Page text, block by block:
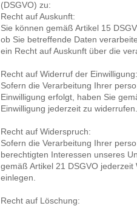
(DSGVO) zu:
Recht auf Auskunft:
Sie können gemäß Artikel 15
ob Sie betreffende Daten
ein Recht auf Auskunft über die
Recht auf Widerruf der Einwilligung:
Sofern die Verarbeitung Ihrer
Einwilligung erfolgt, haben Sie
Einwilligung jederzeit zu widerrufen.
Recht auf Widerspruch:
Sofern die Verarbeitung Ihrer
berechtigten Interessen unseres
gemäß Artikel 21 DSGVO
einlegen.
Recht auf Löschung: